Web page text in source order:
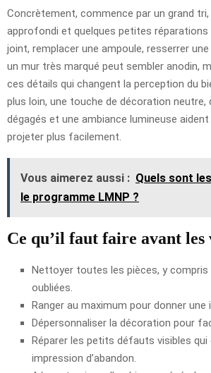
Concrètement, commence par un grand
approfondi et quelques petites réparations
joint, remplacer une ampoule, resserrer
un mur très marqué peut sembler anodin,
ces détails qui changent la perception du
plus loin, une touche de décoration neutre,
dégagés et une ambiance lumineuse aident
projeter plus facilement.
Vous aimerez aussi : Quels sont
le programme LMNP ?
Ce qu’il faut faire avant les
Nettoyer toutes les pièces, y
oubliées.
Ranger au maximum pour donner une
Dépersonnaliser la décoration pour
Réparer les petits défauts visibles qui
impression d’abandon.